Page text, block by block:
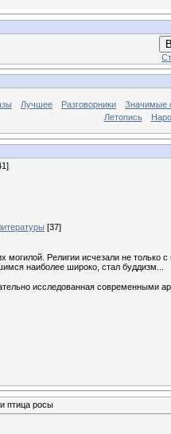
Лучшее Разговорники
Значимые
Летопись
[37]
могилой. Религии исчезали не
наиболее широко, стал буддизм...
исследованная современными
птица росы